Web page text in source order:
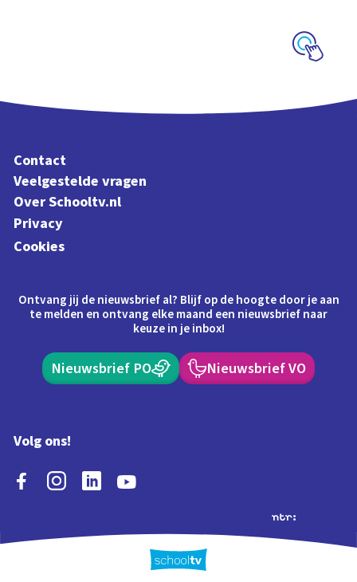
Contact
Veelgestelde vragen
Over Schooltv.nl
Privacy
Cookies
Ontvang jij de nieuwsbrief al? Blijf op de hoogte door je aan
te melden en ontvang elke maand een nieuwsbrief naar
keuze in je inbox!
Nieuwsbrief PO Nieuwsbrief VO
Volg ons!